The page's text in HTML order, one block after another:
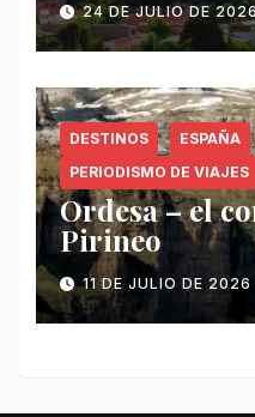
24 DE JULIO DE
DESTINOS ESPAÑA
PERIODISMO DE VIAJES
Ordesa – el
Pirineo
11 DE JULIO DE 2026